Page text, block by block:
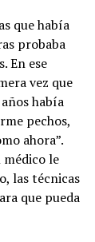
que había
probaba
En ese
vez que
había
pechos,
ahora”.
le
las técnicas
que pueda